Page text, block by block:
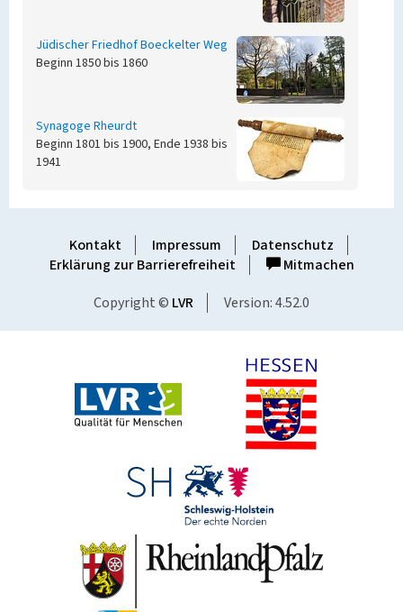
Jüdischer Friedhof Boeckelter Weg
Beginn 1850 bis 1860
Synagoge Rheurdt
Beginn 1801 bis 1900, Ende 1938 bis
1941
Kontakt Impressum
Datenschutz
Erklärung zur Barrierefreiheit
Mitmachen
Copyright © LVR Version: 4.52.0